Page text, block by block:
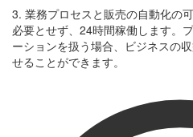
3. 業務プロセスと販売の自動化の
必要とせず、24時間稼働します。
ーションを扱う場合、ビジネスの
せることができます。